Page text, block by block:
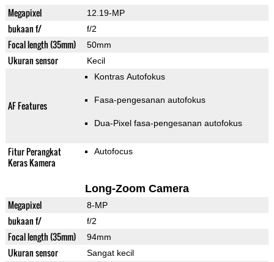
Megapixel 12.19-MP
bukaan f/ f/2
Focal length (35mm) 50mm
Ukuran sensor Kecil
AF Features
Kontras Autofokus
Fasa-pengesanan autofokus
Dua-Pixel fasa-pengesanan autofokus
Fitur Perangkat
Keras Kamera
Autofocus
Long-Zoom Camera
Megapixel 8-MP
bukaan f/ f/2
Focal length (35mm) 94mm
Ukuran sensor Sangat kecil